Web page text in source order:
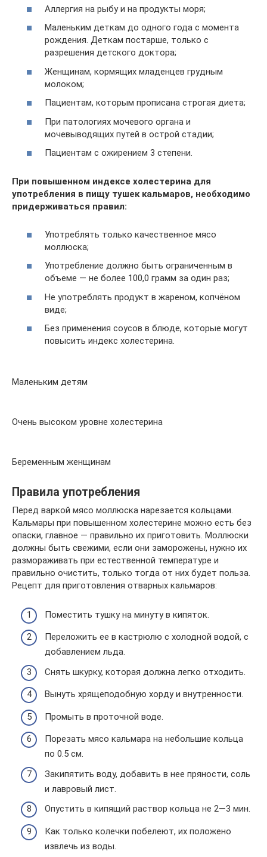
Аллергия на рыбу и на продукты моря;
Маленьким деткам до одного года с момента
рождения. Деткам постарше, только с
разрешения детского доктора;
Женщинам, кормящих младенцев грудным
молоком;
Пациентам, которым прописана строгая диета;
При патологиях мочевого органа и
мочевыводящих путей в острой стадии;
Пациентам с ожирением 3 степени.
При повышенном индексе холестерина для
употребления в пищу тушек кальмаров, необходимо
придерживаться правил:
Употреблять только качественное мясо
моллюска;
Употребление должно быть ограниченным в
объеме — не более 100,0 грамм за один раз;
Не употреблять продукт в жареном, копчёном
виде;
Без применения соусов в блюде, которые могут
повысить индекс холестерина.
Маленьким детям
Очень высоком уровне холестерина
Беременным женщинам
Правила употребления
Перед варкой мясо моллюска нарезается кольцами.
Кальмары при повышенном холестерине можно есть без
опаски, главное — правильно их приготовить. Моллюски
должны быть свежими, если они заморожены, нужно их
размораживать при естественной температуре и
правильно очистить, только тогда от них будет польза.
Рецепт для приготовления отварных кальмаров:
Поместить тушку на минуту в кипяток.
Переложить ее в кастрюлю с холодной водой, с
добавлением льда.
Снять шкурку, которая должна легко отходить.
Вынуть хрящеподобную хорду и внутренности.
Промыть в проточной воде.
Порезать мясо кальмара на небольшие кольца
по 0.5 см.
Закипятить воду, добавить в нее пряности, соль
и лавровый лист.
Опустить в кипящий раствор кольца не 2—3 мин.
Как только колечки побелеют, их положено
извлечь из воды.